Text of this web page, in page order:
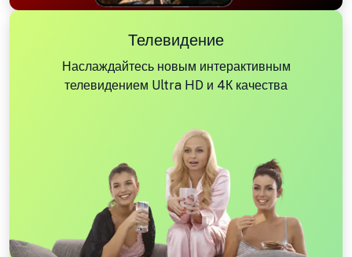
Телевидение
Наслаждайтесь новым интерактивным
телевидением Ultra HD и 4К качества